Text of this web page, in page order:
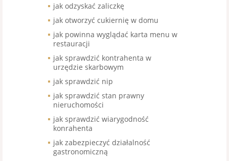
jak odzyskać zaliczkę
jak otworzyć cukiernię w domu
jak powinna wyglądać karta menu w
restauracji
jak sprawdzić kontrahenta w
urzędzie skarbowym
jak sprawdzić nip
jak sprawdzić stan prawny
nieruchomości
jak sprawdzić wiarygodność
konrahenta
jak zabezpieczyć działalność
gastronomiczną